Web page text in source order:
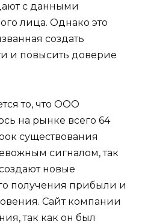
с данными
лица. Однако это
создать
и повысить доверие
то, что ООО
на рынке всего 64
существования
сигналом, так
новые
получения прибыли и
Сайт компании
так как он был